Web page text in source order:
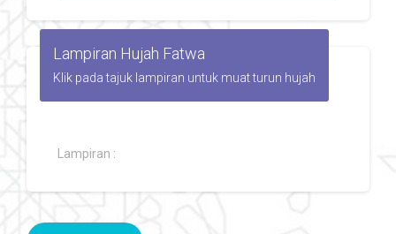
Lampiran Hujah Fatwa
Klik pada tajuk lampiran untuk muat turun hujah
Lampiran :